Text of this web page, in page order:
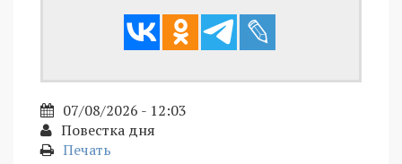
07/08/2026 - 12:03
Повестка дня
Печать